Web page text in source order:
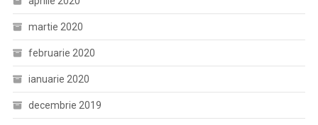
martie 2020
februarie 2020
ianuarie 2020
decembrie 2019